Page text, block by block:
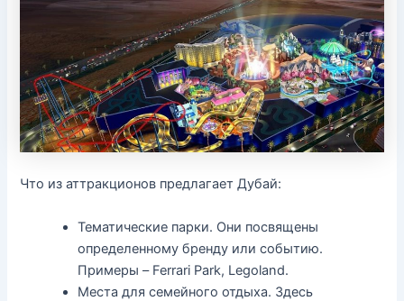
Что из аттракционов предлагает Дубай:
Тематические парки. Они посвящены
определенному бренду или событию.
Примеры – Ferrari Park, Legoland.
Места для семейного отдыха. Здесь